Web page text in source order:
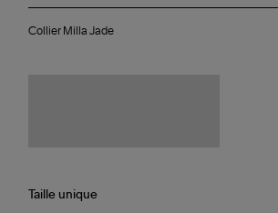
Milla
Collier Milla Jade
Taille unique